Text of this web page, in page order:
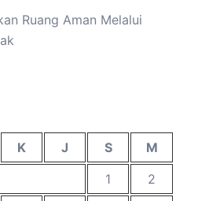
Ruang Aman Melalui
K J S
M
1
2